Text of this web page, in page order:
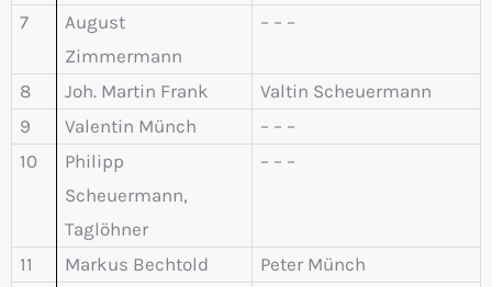
7
August
Zimmermann
– – –
8 Joh. Martin Frank
Valtin Scheuermann
9
Valentin Münch
– – –
10
Philipp
Scheuermann,
Taglöhner
– – –
11 Markus Bechtold
Peter Münch